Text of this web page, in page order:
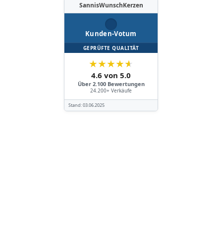
SannisWunschKerzen
Kunden-Votum
GEPRÜFTE QUALITÄT
★★★★★
4.6 von 5.0
Über 2.100 Bewertungen
24.200+ Verkäufe
Stand:03.06.2025